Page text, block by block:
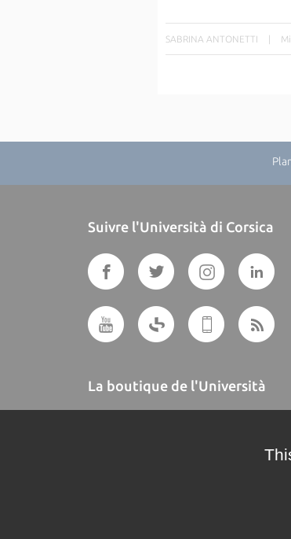
SABRINA ANTONETTI |
Suivre l'Università di Corsica
La boutique de l'Università